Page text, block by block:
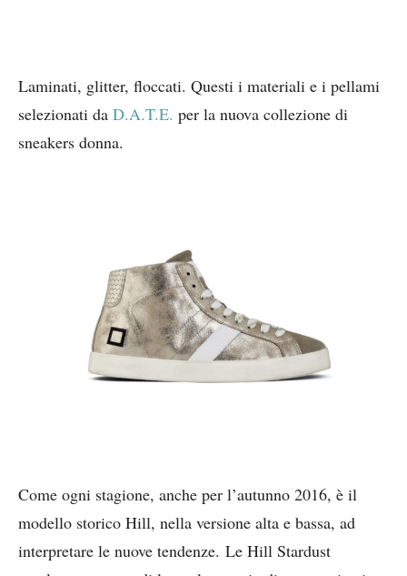
Laminati, glitter, floccati. Questi i materiali e i pellami
selezionati da D.A.T.E. per la nuova collezione di
sneakers donna.
Come ogni stagione, anche per l’autunno 2016, è il
modello storico Hill, nella versione alta e bassa, ad
interpretare le nuove tendenze. Le Hill Stardust